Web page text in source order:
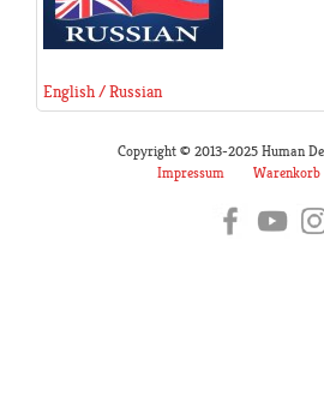
English / Russian
Copyright © 2013-2025 Human
Impressum
Warenkorb